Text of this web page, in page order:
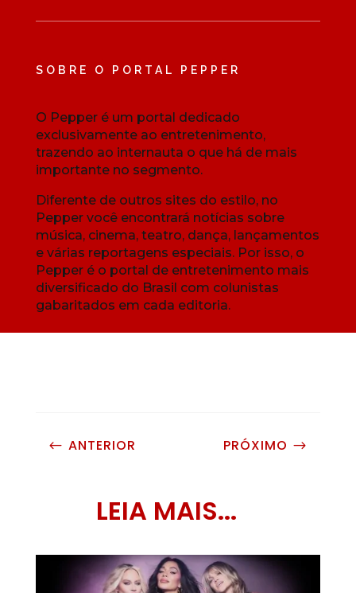
SOBRE O PORTAL PEPPER
O Pepper é um portal dedicado
exclusivamente ao entretenimento,
trazendo ao internauta o que há de mais
importante no segmento.
Diferente de outros sites do estilo, no
Pepper você encontrará notícias sobre
música, cinema, teatro, dança, lançamentos
e várias reportagens especiais. Por isso, o
Pepper é o portal de entretenimento mais
diversificado do Brasil com colunistas
gabaritados em cada editoria.
# ANTERIOR PRÓXIMO $
LEIA MAIS...